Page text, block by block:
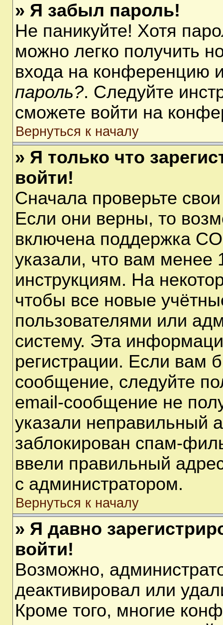
» Я забыл пароль!
Не паникуйте! Хотя
можно легко получить
входа на конференцию
пароль?. Следуйте
сможете войти на
Вернуться к началу
» Я только что
войти!
Сначала проверьте
Если они верны, то
включена поддержка
указали, что вам менее
инструкциям. На
чтобы все новые
пользователями или
систему. Эта
регистрации. Если вам
сообщение, следуйте
email-сообщение не
указали неправильный
заблокирован спам-
ввели правильный
с администратором.
Вернуться к началу
» Я давно
войти!
Возможно,
деактивировал или
Кроме того, многие